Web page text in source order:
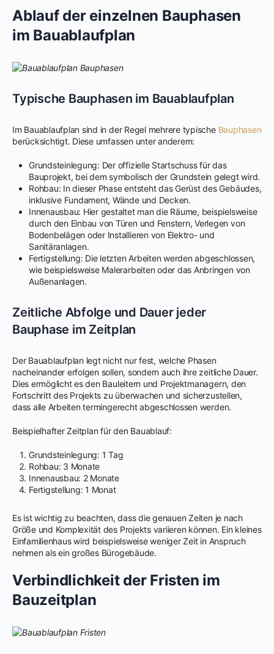
Ablauf der einzelnen Bauphasen
im Bauablaufplan
Typische Bauphasen im Bauablaufplan
Im Bauablaufplan sind in der Regel mehrere typische Bauphasen
berücksichtigt. Diese umfassen unter anderem:
Grundsteinlegung: Der offizielle Startschuss für das
Bauprojekt, bei dem symbolisch der Grundstein gelegt wird.
Rohbau: In dieser Phase entsteht das Gerüst des Gebäudes,
inklusive Fundament, Wände und Decken.
Innenausbau: Hier gestaltet man die Räume, beispielsweise
durch den Einbau von Türen und Fenstern, Verlegen von
Bodenbelägen oder Installieren von Elektro- und
Sanitäranlagen.
Fertigstellung: Die letzten Arbeiten werden abgeschlossen,
wie beispielsweise Malerarbeiten oder das Anbringen von
Außenanlagen.
Zeitliche Abfolge und Dauer jeder
Bauphase im Zeitplan
Der Bauablaufplan legt nicht nur fest, welche Phasen
nacheinander erfolgen sollen, sondern auch ihre zeitliche Dauer.
Dies ermöglicht es den Bauleitern und Projektmanagern, den
Fortschritt des Projekts zu überwachen und sicherzustellen,
dass alle Arbeiten termingerecht abgeschlossen werden.
Beispielhafter Zeitplan für den Bauablauf:
Grundsteinlegung: 1 Tag
Rohbau: 3 Monate
Innenausbau: 2 Monate
Fertigstellung: 1 Monat
Es ist wichtig zu beachten, dass die genauen Zeiten je nach
Größe und Komplexität des Projekts variieren können. Ein kleines
Einfamilienhaus wird beispielsweise weniger Zeit in Anspruch
nehmen als ein großes Bürogebäude.
Verbindlichkeit der Fristen im
Bauzeitplan